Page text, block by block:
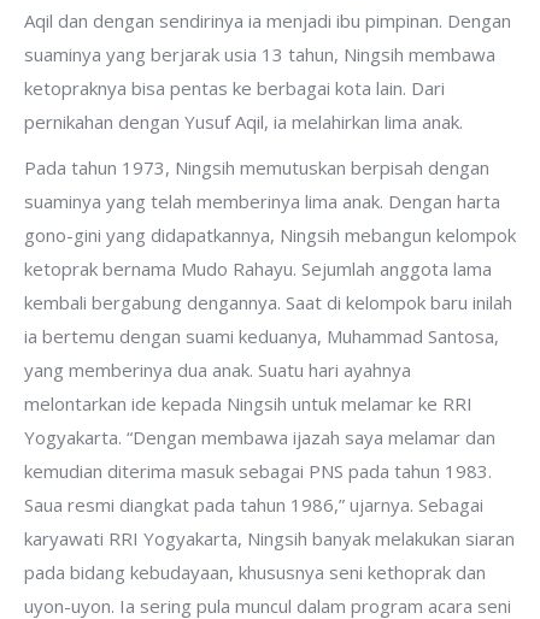
Aqil dan dengan sendirinya ia menjadi ibu pimpinan. Dengan
suaminya yang berjarak usia 13 tahun, Ningsih membawa
ketopraknya bisa pentas ke berbagai kota lain. Dari
pernikahan dengan Yusuf Aqil, ia melahirkan lima anak.
Pada tahun 1973, Ningsih memutuskan berpisah dengan
suaminya yang telah memberinya lima anak. Dengan harta
gono-gini yang didapatkannya, Ningsih mebangun kelompok
ketoprak bernama Mudo Rahayu. Sejumlah anggota lama
kembali bergabung dengannya. Saat di kelompok baru inilah
ia bertemu dengan suami keduanya, Muhammad Santosa,
yang memberinya dua anak. Suatu hari ayahnya
melontarkan ide kepada Ningsih untuk melamar ke RRI
Yogyakarta. “Dengan membawa ijazah saya melamar dan
kemudian diterima masuk sebagai PNS pada tahun 1983.
Saua resmi diangkat pada tahun 1986,” ujarnya. Sebagai
karyawati RRI Yogyakarta, Ningsih banyak melakukan siaran
pada bidang kebudayaan, khususnya seni kethoprak dan
uyon-uyon. Ia sering pula muncul dalam program acara seni